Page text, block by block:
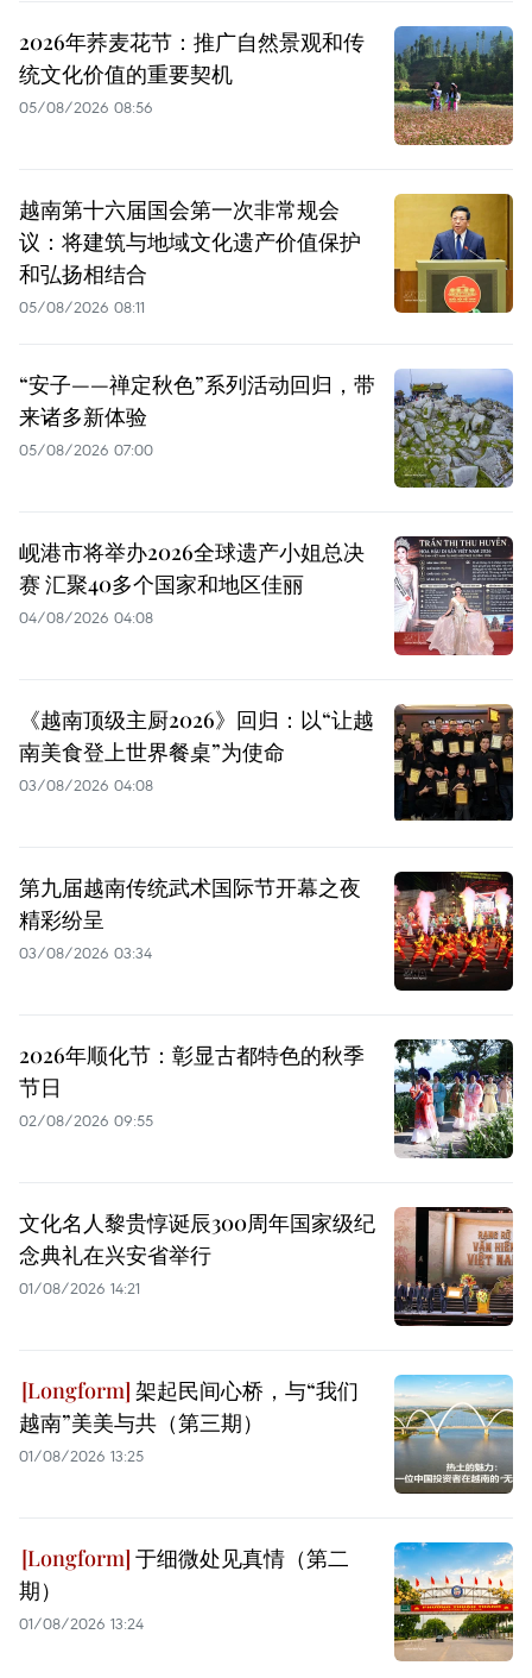
2026年荞麦花节：推广自然景观和传
统文化价值的重要契机
05/08/2026 08:56
越南第十六届国会第一次非常规会
议：将建筑与地域文化遗产价值保护
和弘扬相结合
05/08/2026 08:11
“安子——禅定秋色”系列活动回归，带
来诸多新体验
05/08/2026 07:00
岘港市将举办2026全球遗产小姐总决
赛 汇聚40多个国家和地区佳丽
04/08/2026 04:08
《越南顶级主厨2026》回归：以“让越
南美食登上世界餐桌”为使命
03/08/2026 04:08
第九届越南传统武术国际节开幕之夜
精彩纷呈
03/08/2026 03:34
2026年顺化节：彰显古都特色的秋季
节日
02/08/2026 09:55
文化名人黎贵惇诞辰300周年国家级纪
念典礼在兴安省举行
01/08/2026 14:21
架起民间心桥，与“我们
越南”美美与共（第三期）
01/08/2026 13:25
于细微处见真情（第二
期）
01/08/2026 13:24